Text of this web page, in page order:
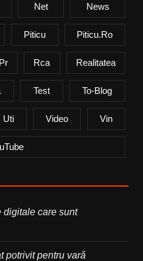
Net News
Piticu Piticu.ro
Pr Rca Realitatea
Test To-Blog
Uti Video Vin
care sunt
potrivit pentru vară